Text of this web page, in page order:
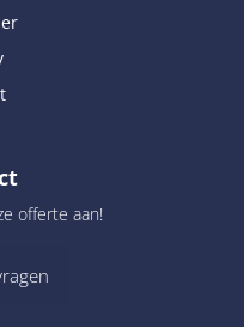
offerte aan!